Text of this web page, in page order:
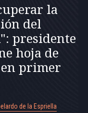
la
del
presidente
hoja de
primer
de la Espriella